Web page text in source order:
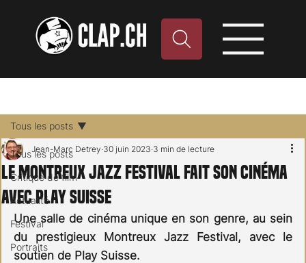
Tous les posts
Critique de film
Actualité
Festival
Portraits
Tous les posts
Le Montreux Jazz Festival fait son cinéma
avec Play Suisse
Jean-Marc Detrey 30 juin 2023 3 min de lecture
Une salle de cinéma unique en son genre, au sein
du prestigieux Montreux Jazz Festival, avec le
soutien de Play Suisse.